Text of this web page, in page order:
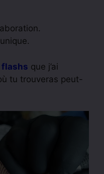
flashs que j’ai
tu trouveras peut-